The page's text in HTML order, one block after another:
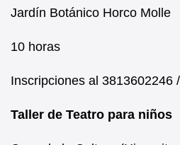
Jardín Botánico Horco Molle
10 horas
Inscripciones al 3813602246
Taller de Teatro para niños